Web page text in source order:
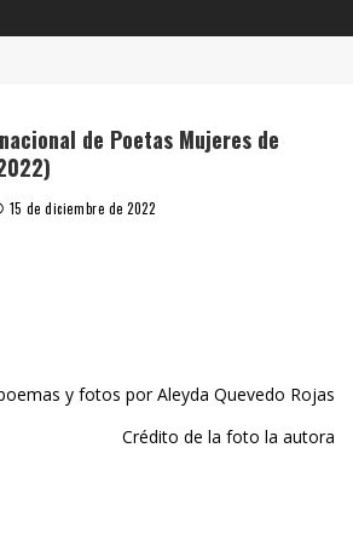
de Poetas Mujeres de
15 de diciembre de 2022
y fotos por Aleyda Quevedo Rojas
Crédito de la foto la autora